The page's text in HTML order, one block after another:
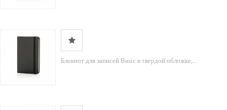
Блокнот для записей Basic в твердой обложке,...